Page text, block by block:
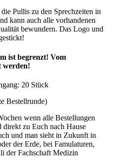
Pullis zu den Sprechzeiten in
kann auch alle vorhandenen
bewundern. Das Logo und
ist begrenzt! Vom
werden!
20 Stück
Bestellrunde)
wenn alle Bestellungen
zu Euch nach Hause
und man sieht in Zukunft in
der Erde, bei Famulaturen,
der Fachschaft Medizin